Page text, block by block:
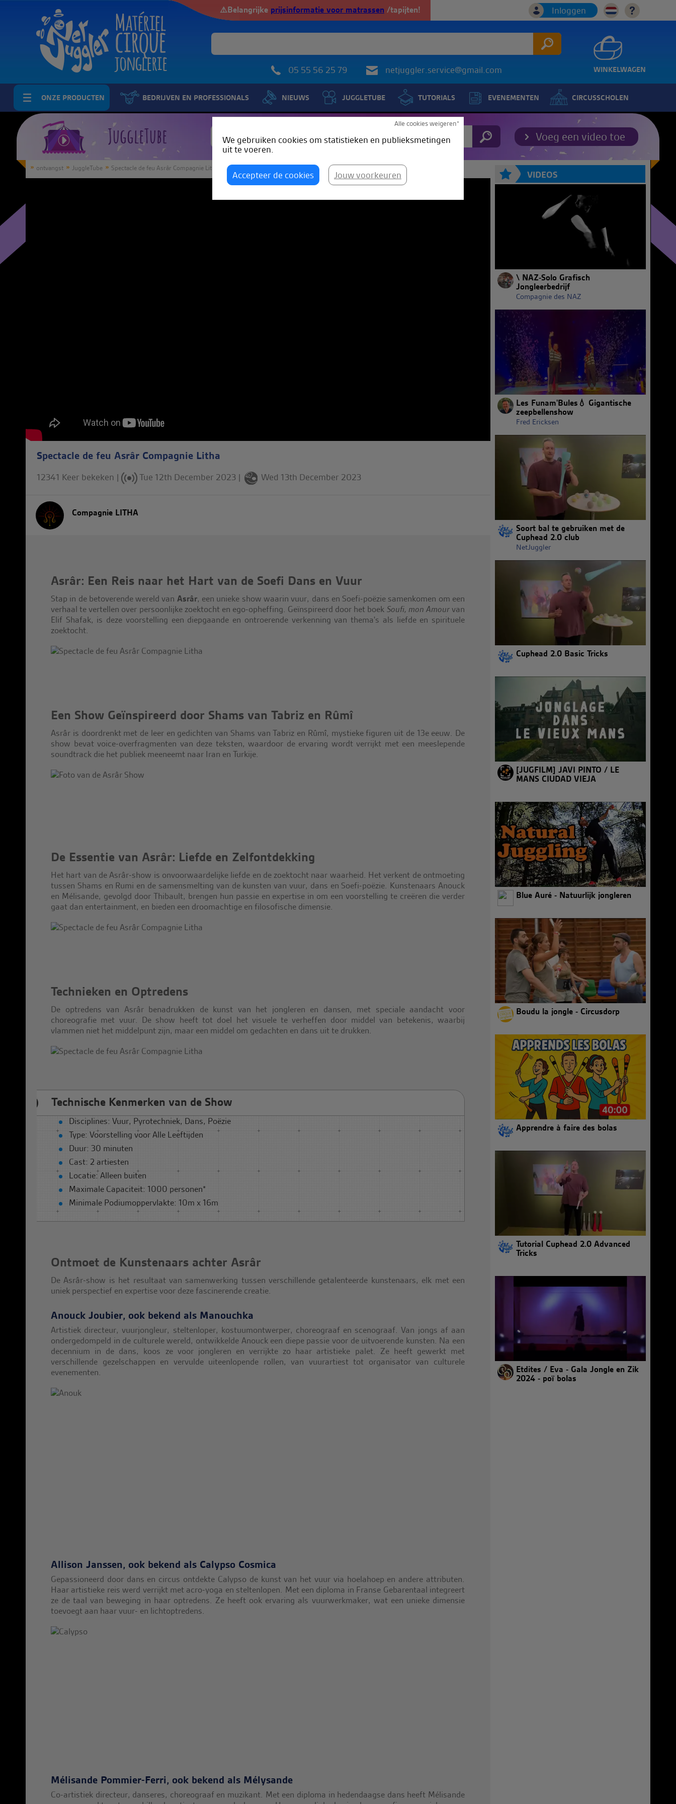
Alle cookies weigeren*
We gebruiken cookies om statistieken en publieksmetingen
uit te voeren.
Accepteer de cookies Jouw voorkeuren
⚠️Belangrijke prijsinformatie voor matrassen /tapijten!
05 55 56 25 79 netjuggler.service@gmail.com WINKELWAGEN
ONZE PRODUCTEN BEDRIJVEN EN PROFESSIONALS NIEUWS JUGGLETUBE TUTORIALS EVENEMENTEN CIRCUSSCHOLEN
JuggleTube Voeg een video toe
ontvangst JuggleTube Spectacle de feu Asrâr Compagnie Litha
Spectacle de feu Asrâr Compagnie Litha
12341 Keer bekeken | Tue 12th December 2023 | Wed 13th December 2023
Compagnie LITHA
Asrâr: Een Reis naar het Hart van de Soefi Dans en Vuur
Stap in de betoverende wereld van Asrâr, een unieke show waarin vuur, dans en Soefi-poëzie samenkomen om een
verhaal te vertellen over persoonlijke zoektocht en ego-opheffing. Geïnspireerd door het boek Soufi, mon Amourvan
Elif Shafak, is deze voorstelling een diepgaande en ontroerende verkenning van thema's als liefde en spirituele
zoektocht.
Een Show Geïnspireerd door Shams van Tabriz en Rûmî
Asrâr is doordrenkt met de leer en gedichten van Shams van Tabriz en Rûmî, mystieke figuren uit de 13e eeuw. De
show bevat voice-overfragmenten van deze teksten, waardoor de ervaring wordt verrijkt met een meeslepende
soundtrack die het publiek meeneemt naar Iran en Turkije.
De Essentie van Asrâr: Liefde en Zelfontdekking
Het hart van de Asrâr-show is onvoorwaardelijke liefde en de zoektocht naar waarheid. Het verkent de ontmoeting
tussen Shams en Rumi en de samensmelting van de kunsten van vuur, dans en Soefi-poëzie. Kunstenaars Anouck
en Mélisande, gevolgd door Thibault, brengen hun passie en expertise in om een voorstelling te creëren die verder
gaat dan entertainment, en bieden een droomachtige en filosofische dimensie.
Technieken en Optredens
De optredens van Asrâr benadrukken de kunst van het jongleren en dansen, met speciale aandacht voor
choreografie met vuur. De show heeft tot doel het visuele te verheffen door middel van betekenis, waarbij
vlammen niet het middelpunt zijn, maar een middel om gedachten en dans uit te drukken.
Technische Kenmerken van de Show
Disciplines: Vuur, Pyrotechniek, Dans, Poëzie
Type: Voorstelling voor Alle Leeftijden
Duur: 30 minuten
Cast: 2 artiesten
Locatie: Alleen buiten
Maximale Capaciteit: 1000 personen*
Minimale Podiumoppervlakte: 10m x 16m
Ontmoet de Kunstenaars achter Asrâr
De Asrâr-show is het resultaat van samenwerking tussen verschillende getalenteerde kunstenaars, elk met een
uniek perspectief en expertise voor deze fascinerende creatie.
Anouck Joubier, ook bekend als Manouchka
Artistiek directeur, vuurjongleur, steltenloper, kostuumontwerper, choreograaf en scenograaf. Van jongs af aan
ondergedompeld in de culturele wereld, ontwikkelde Anouck een diepe passie voor de uitvoerende kunsten. Na een
decennium in de dans, koos ze voor jongleren en verrijkte zo haar artistieke palet. Ze heeft gewerkt met
verschillende gezelschappen en vervulde uiteenlopende rollen, van vuurartiest tot organisator van culturele
evenementen.
Allison Janssen, ook bekend als Calypso Cosmica
Gepassioneerd door dans en circus ontdekte Calypso de kunst van het vuur via hoelahoep en andere attributen.
Haar artistieke reis werd verrijkt met acro-yoga en steltenlopen. Met een diploma in Franse Gebarentaal integreert
ze de taal van beweging in haar optredens. Ze heeft ook ervaring als vuurwerkmaker, wat een unieke dimensie
toevoegt aan haar vuur- en lichtoptredens.
Mélisande Pommier-Ferri, ook bekend als Mélysande
Co-artistiek directeur, danseres, choreograaf en muzikant. Met een diploma in hedendaagse dans heeft Mélisande
VIDEOS
\ NAZ-Solo Grafisch
Jongleerbedrijf
Compagnie des NAZ
Les Funam'Bules💧 Gigantische
zeepbellenshow
Fred Ericksen
Soort bal te gebruiken met de
Cuphead 2.0 club
NetJuggler
Cuphead 2.0 Basic Tricks
[JUGFILM] JAVI PINTO / LE
MANS CIUDAD VIEJA
Blue Auré - Natuurlijk jongleren
Boudu la jongle - Circusdorp
Apprendre à faire des bolas
Tutorial Cuphead 2.0 Advanced
Tricks
Etdites / Eva - Gala Jongle en Zik
2024 - poï bolas
Inloggen